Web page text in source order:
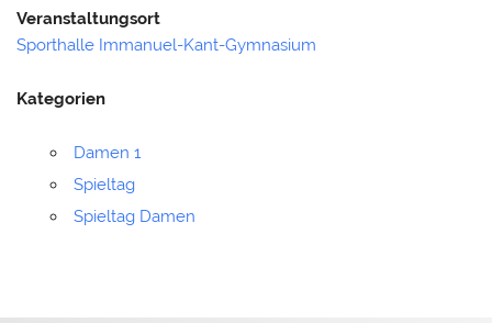
Veranstaltungsort
Sporthalle Immanuel-Kant-Gymnasium
Kategorien
Damen 1
Spieltag
Spieltag Damen